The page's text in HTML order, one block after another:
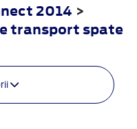
2014 >
transport spate